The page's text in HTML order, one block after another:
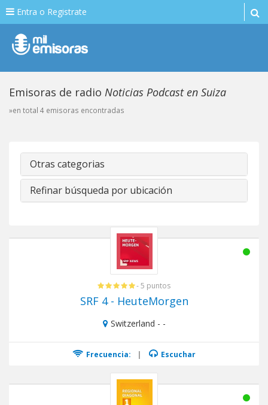
Entra o Registrate
Emisoras de radio Noticias Podcast en Suiza
»en total 4 emisoras encontradas
Otras categorias
Refinar búsqueda por ubicación
- 5 puntos
SRF 4 - HeuteMorgen
Switzerland - -
Frecuencia: | Escuchar